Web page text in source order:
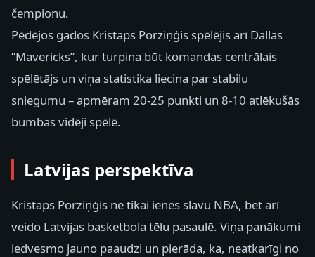
čempionu.
Pēdējos gados Kristaps Porziņģis spēlējis arī Dallas
“Mavericks”, kur turpina būt komandas centrālais
spēlētājs un viņa statistika liecina par stabilu
sniegumu – apmēram 20-25 punkti un 8-10 atlēkušās
bumbas vidēji spēlē.
Latvijas perspektīva
Kristaps Porziņģis ne tikai ienes slavu NBA, bet arī
veido Latvijas basketbola tēlu pasaulē. Viņa panākumi
iedvesmo jauno paaudzi un pierāda, ka, neatkarīgi no